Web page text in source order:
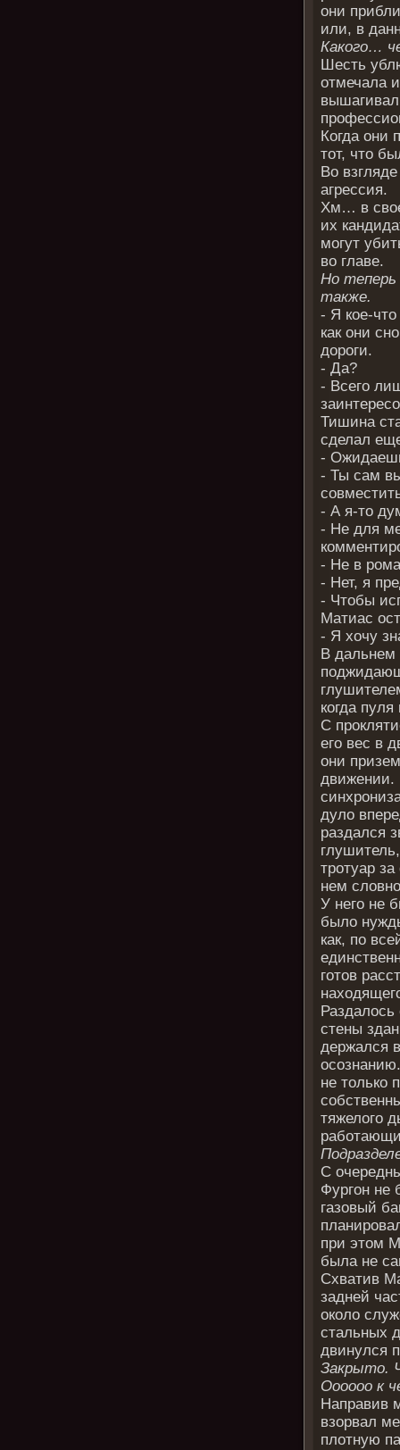
они
или, в
Какого…
Шесть
отмечала
Когда они
тот, что
Во
агрессия.
Хм… в
их
могут
во главе.
Но теперь
также.
- Я кое-
как они
дороги.
- Да?
- Всего
Тишина
сделал
-
- Ты сам
- А я-то
- Не для
- Не в
- Нет, я
- Чтобы
Матиас
- Я хочу
В дальнем
когда
С
его вес в
они
движении.
дуло
раздался
тротуар
нем
У него не
было
как, по
готов
стены
держался
не только
тяжелого
С
Фургон не
газовый
при этом
была не
Схватив
задней
около
стальных
двинулся
Закрыто.
Оооооо к
Направив
взорвал
плотную